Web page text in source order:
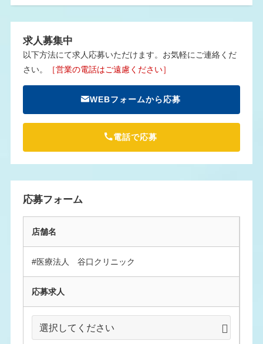
求人募集中
以下方法にて求人応募いただけます。お気軽にご連絡くだ
さい。
［営業の電話はご遠慮ください］
WEBフォームから応募
電話で応募
応募フォーム
店舗名
#医療法人 谷口クリニック
応募求人